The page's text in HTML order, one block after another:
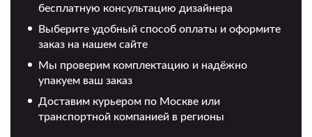
бесплатную консультацию дизайнера
Выберите удобный способ оплаты и оформите
заказ на нашем сайте
Мы проверим комплектацию и надёжно
упакуем ваш заказ
Доставим курьером по Москве или
транспортной компанией в регионы